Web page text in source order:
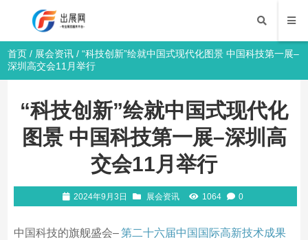
首页 / 展会资讯 / “科技创新”绘就中国式现代化图景 中国科技第一展–
深圳高交会11月举行
“科技创新”绘就中国式现代化
图景 中国科技第一展–深圳高
交会11月举行
2024年9月3日 展会资讯 1064 0
中国科技的旗舰盛会–第二十六届中国国际高新技术成果